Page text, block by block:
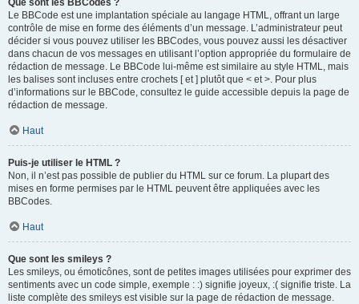
Que sont les BBCodes ?
Le BBCode est une implantation spéciale au langage HTML, offrant un large
contrôle de mise en forme des éléments d’un message. L’administrateur peut
décider si vous pouvez utiliser les BBCodes, vous pouvez aussi les désactiver
dans chacun de vos messages en utilisant l’option appropriée du formulaire de
rédaction de message. Le BBCode lui-même est similaire au style HTML, mais
les balises sont incluses entre crochets [ et ] plutôt que < et >. Pour plus
d’informations sur le BBCode, consultez le guide accessible depuis la page de
rédaction de message.
Haut
Puis-je utiliser le HTML ?
Non, il n’est pas possible de publier du HTML sur ce forum. La plupart des
mises en forme permises par le HTML peuvent être appliquées avec les
BBCodes.
Haut
Que sont les smileys ?
Les smileys, ou émoticônes, sont de petites images utilisées pour exprimer des
sentiments avec un code simple, exemple : :) signifie joyeux, :( signifie triste. La
liste complète des smileys est visible sur la page de rédaction de message.